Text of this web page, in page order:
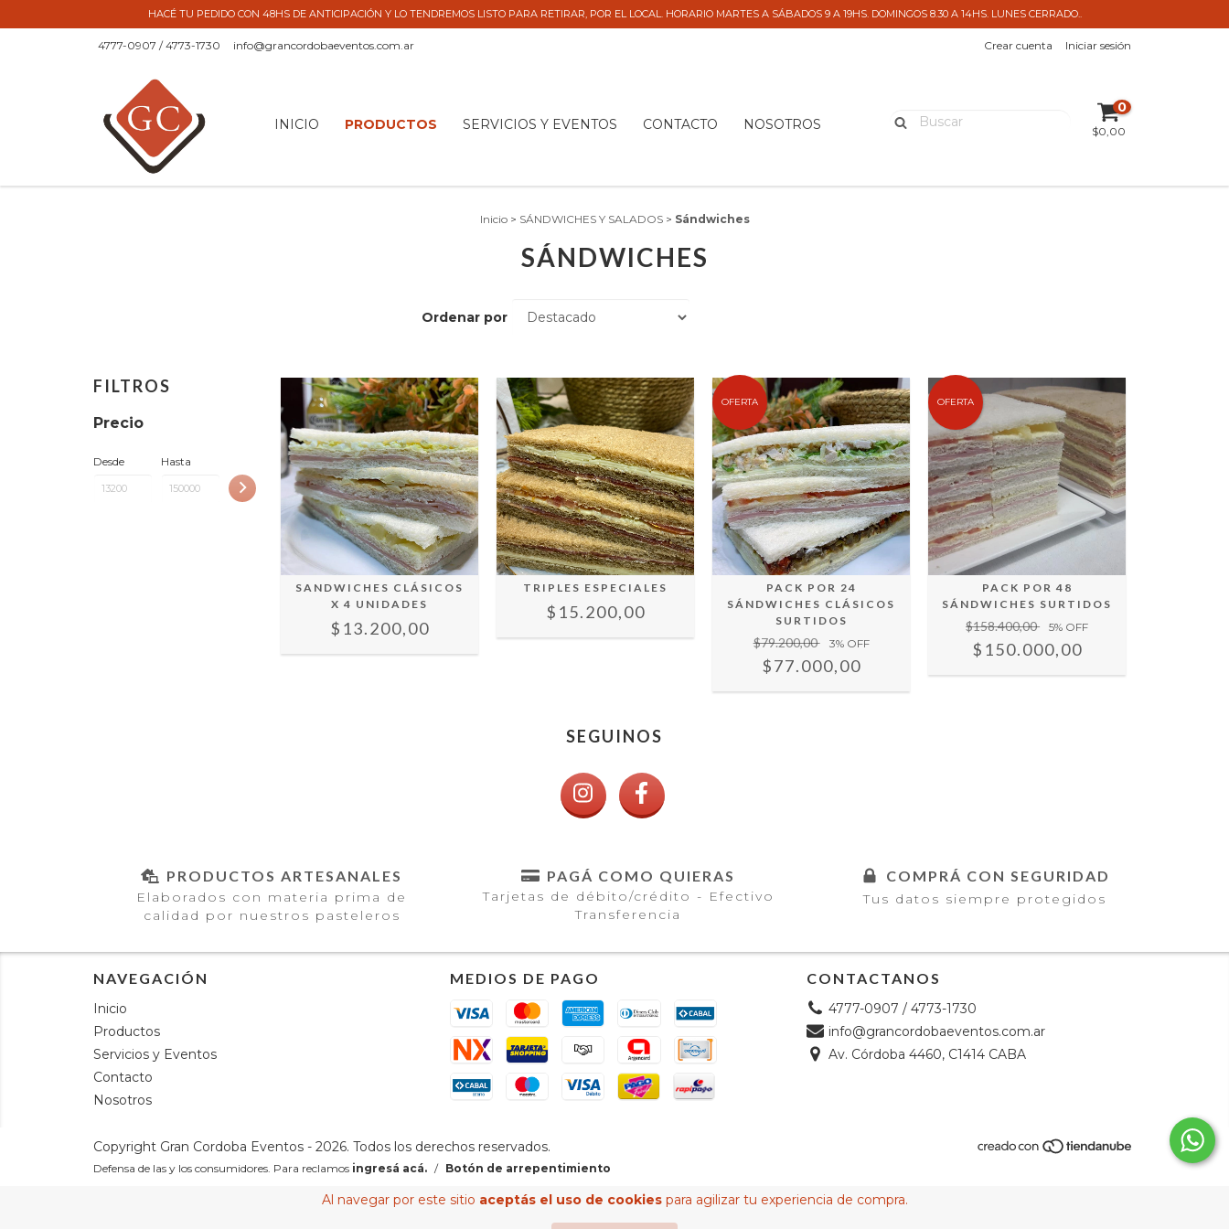
Al navegar por este sitio aceptás el uso de cookiespara agilizar tu experiencia de compra.
HACÉ TU PEDIDO CON 48HS DE ANTICIPACIÓN Y LO TENDREMOS LISTO PARA RETIRAR, POR EL LOCAL. HORARIO MARTES A SÁBADOS 9 A 19HS. DOMINGOS 8.30 A 14HS. LUNES CERRADO..
4777-0907 / 4773-1730 info@grancordobaeventos.com.ar Crear cuenta Iniciar sesión
INICIO PRODUCTOS SERVICIOS Y EVENTOS CONTACTO NOSOTROS
0
$0,00
Inicio > SÁNDWICHES Y SALADOS > Sándwiches
SÁNDWICHES
Ordenar por
FILTROS
Precio
Desde Hasta
SANDWICHES CLÁSICOS
X 4 UNIDADES
$13.200,00
TRIPLES ESPECIALES
$15.200,00
OFERTA
PACK POR 24
SÁNDWICHES CLÁSICOS
SURTIDOS
$79.200,00 3% OFF
$77.000,00
OFERTA
PACK POR 48
SÁNDWICHES SURTIDOS
$158.400,00 5% OFF
$150.000,00
SEGUINOS
PRODUCTOS ARTESANALES
Elaborados con materia prima de
calidad por nuestros pasteleros
PAGÁ COMO QUIERAS
Tarjetas de débito/crédito - Efectivo
Transferencia
COMPRÁ CON SEGURIDAD
Tus datos siempre protegidos
NAVEGACIÓN
Inicio
Productos
Servicios y Eventos
Contacto
Nosotros
MEDIOS DE PAGO CONTACTANOS
4777-0907 / 4773-1730
info@grancordobaeventos.com.ar
Av. Córdoba 4460, C1414 CABA
Copyright Gran Cordoba Eventos - 2026. Todos los derechos reservados.
Defensa de las y los consumidores. Para reclamos ingresá acá. / Botón de arrepentimiento